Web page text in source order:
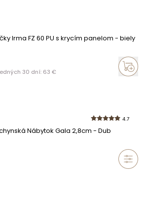
Irma FZ 60 PU s krycím panelom - biely
30 dní: 63 €
4.7
Nábytok Gala 2,8cm - Dub